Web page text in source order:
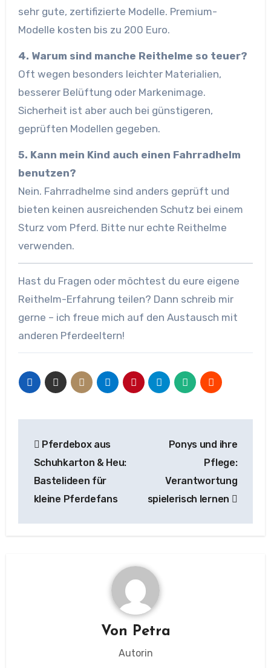
sehr gute, zertifizierte Modelle. Premium-
Modelle kosten bis zu 200 Euro.
4. Warum sind manche Reithelme so teuer?
Oft wegen besonders leichter Materialien,
besserer Belüftung oder Markenimage.
Sicherheit ist aber auch bei günstigeren,
geprüften Modellen gegeben.
5. Kann mein Kind auch einen Fahrradhelm
benutzen?
Nein. Fahrradhelme sind anders geprüft und
bieten keinen ausreichenden Schutz bei einem
Sturz vom Pferd. Bitte nur echte Reithelme
verwenden.
Hast du Fragen oder möchtest du eure eigene
Reithelm-Erfahrung teilen? Dann schreib mir
gerne – ich freue mich auf den Austausch mit
anderen Pferdeeltern!
Pferdebox aus
Schuhkarton & Heu:
Bastelideen für
kleine Pferdefans
Ponys und ihre
Pflege:
Verantwortung
spielerisch lernen
Von Petra
Autorin